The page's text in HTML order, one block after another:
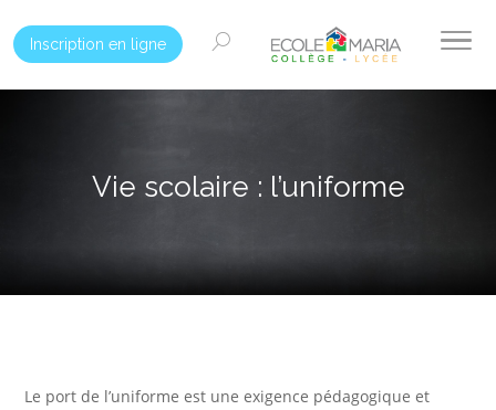
Inscription en ligne
Vie scolaire : l’uniforme
Le port de l’uniforme est une exigence pédagogique et